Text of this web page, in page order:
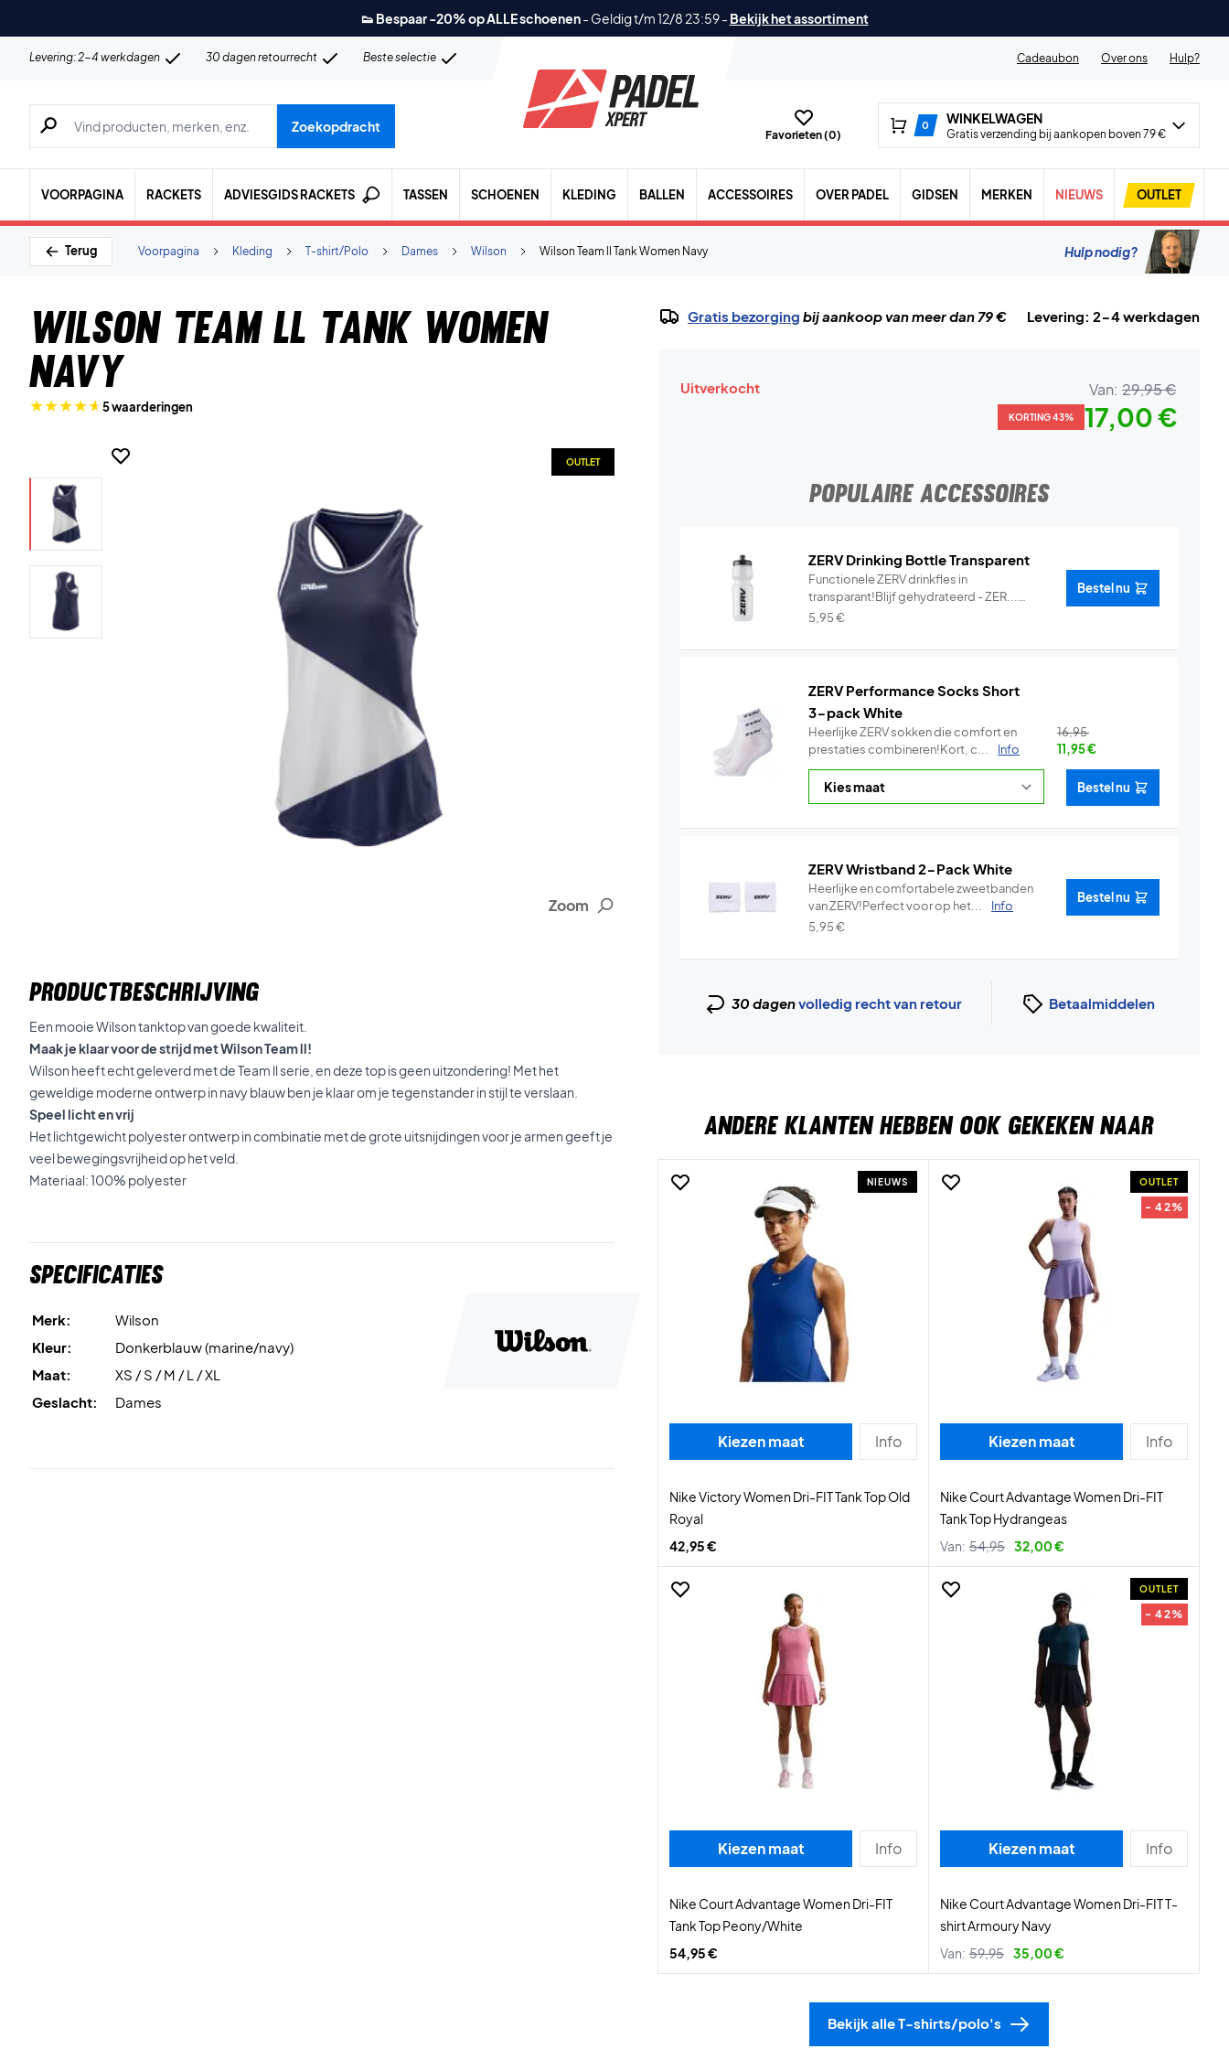
👟 Bespaar -20% op ALLE schoenen- Geldig t/m 12/8 23:59- Bekijk het assortiment
Levering: 2-4 werkdagen 30 dagen retourrecht Beste selectie Cadeaubon Over ons Hulp?
Zoeken naar producten, merken etc.
Zoekopdracht
Favorieten (0)
0 WINKELWAGEN
Gratis verzending bij aankopen boven 79 €
VOORPAGINA RACKETS ADVIESGIDS RACKETS TASSEN SCHOENEN KLEDING BALLEN ACCESSOIRES OVER PADEL GIDSEN MERKEN NIEUWS OUTLET
Terug Wilson Team ll Tank Women Navy
Wilson
Dames
T-shirt/Polo
Kleding
Voorpagina Hulp nodig?
Wilson Team ll Tank Women
Navy
5 waarderingen
Zoom
OUTLET
PRODUCTBESCHRIJVING
Een mooie Wilson tanktop van goede kwaliteit.
Maak je klaar voor de strijd met Wilson Team ll!
Wilson heeft echt geleverd met de Team ll serie, en deze top is geen uitzondering! Met het
geweldige moderne ontwerp in navy blauw ben je klaar om je tegenstander in stijl te verslaan.
Speel licht en vrij
Het lichtgewicht polyester ontwerp in combinatie met de grote uitsnijdingen voor je armen geeft je
veel bewegingsvrijheid op het veld.
Materiaal: 100% polyester
Specificaties
Merk:
Wilson
Kleur:
Donkerblauw (marine/navy)
Maat:
XS / S / M / L / XL
Geslacht:
Dames
Gratis bezorging bij aankoop van meer dan 79 € Levering: 2-4 werkdagen
Uitverkocht Van: 29,95 €
KORTING 43% 17,00 €
POPULAIRE ACCESSOIRES
ZERV Drinking Bottle Transparent
Functionele ZERV drinkfles in
transparant!Blijf gehydrateerd - ZER...
Info
5,95€
Bestel nu
ZERV Performance Socks Short
3-pack White
Heerlijke ZERV sokken die comfort en
prestaties combineren!Kort, c...
Info
16,95
11,95€
Bestel nu
ZERV Wristband 2-Pack White
Heerlijke en comfortabele zweetbanden
van ZERV!Perfect voor op het...
Info
5,95€
Bestel nu
30 dagenvolledig recht van retour Betaalmiddelen
ANDERE KLANTEN HEBBEN OOK GEKEKEN NAAR
NIEUWS
Kiezen maat Info
Nike Victory Women Dri-FIT Tank Top Old
Royal
42,95 €
OUTLET
- 42%
Kiezen maat Info
Nike Court Advantage Women Dri-FIT
Tank Top Hydrangeas
Van: 54,95 32,00 €
Kiezen maat Info
Nike Court Advantage Women Dri-FIT
Tank Top Peony/White
54,95 €
OUTLET
- 42%
Kiezen maat Info
Nike Court Advantage Women Dri-FIT T-
shirt Armoury Navy
Van: 59,95 35,00 €
Bekijk alle T-shirts/polo's